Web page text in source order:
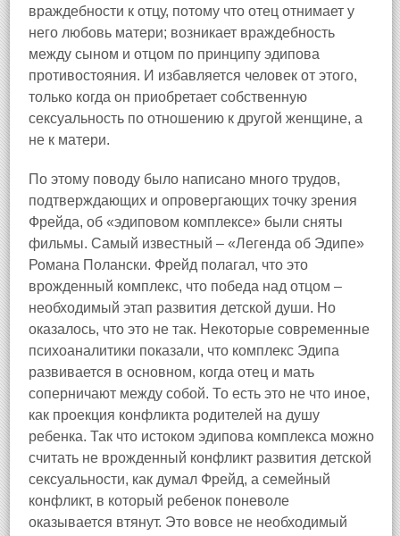
враждебности к отцу, потому что отец отнимает у
него любовь матери; возникает враждебность
между сыном и отцом по принципу эдипова
противостояния. И избавляется человек от этого,
только когда он приобретает собственную
сексуальность по отношению к другой женщине, а
не к матери.
По этому поводу было написано много трудов,
подтверждающих и опровергающих точку зрения
Фрейда, об «эдиповом комплексе» были сняты
фильмы. Самый известный – «Легенда об Эдипе»
Романа Полански. Фрейд полагал, что это
врожденный комплекс, что победа над отцом –
необходимый этап развития детской души. Но
оказалось, что это не так. Некоторые современные
психоаналитики показали, что комплекс Эдипа
развивается в основном, когда отец и мать
соперничают между собой. То есть это не что иное,
как проекция конфликта родителей на душу
ребенка. Так что истоком эдипова комплекса можно
считать не врожденный конфликт развития детской
сексуальности, как думал Фрейд, а семейный
конфликт, в который ребенок поневоле
оказывается втянут. Это вовсе не необходимый